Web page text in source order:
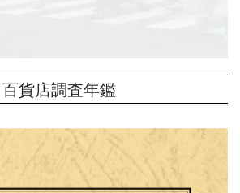
百貨店調査年鑑